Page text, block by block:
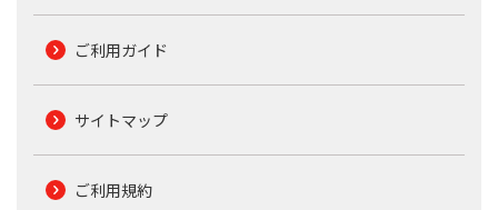
ご利用ガイド
サイトマップ
ご利用規約